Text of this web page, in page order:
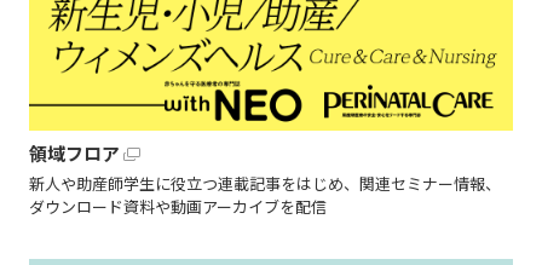
領域フロア
新人や助産師学生に役立つ連載記事をはじめ、関連セミナー情報、
ダウンロード資料や動画アーカイブを配信